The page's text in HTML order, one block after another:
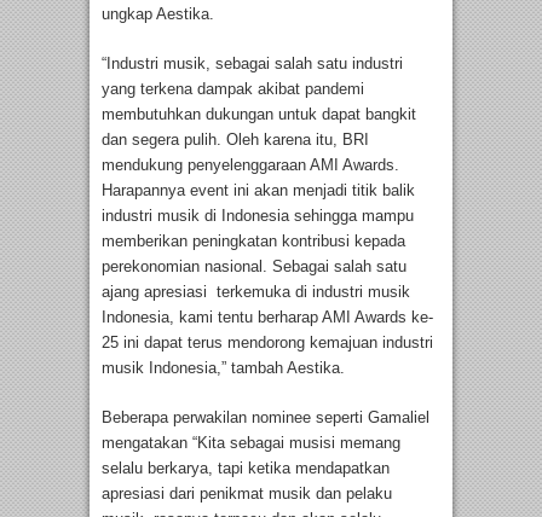
ungkap Aestika.
“Industri musik, sebagai salah satu industri
yang terkena dampak akibat pandemi
membutuhkan dukungan untuk dapat bangkit
dan segera pulih. Oleh karena itu, BRI
mendukung penyelenggaraan AMI Awards.
Harapannya event ini akan menjadi titik balik
industri musik di Indonesia sehingga mampu
memberikan peningkatan kontribusi kepada
perekonomian nasional. Sebagai salah satu
ajang apresiasi terkemuka di industri musik
Indonesia, kami tentu berharap AMI Awards ke-
25 ini dapat terus mendorong kemajuan industri
musik Indonesia,” tambah Aestika.
Beberapa perwakilan nominee seperti Gamaliel
mengatakan “Kita sebagai musisi memang
selalu berkarya, tapi ketika mendapatkan
apresiasi dari penikmat musik dan pelaku